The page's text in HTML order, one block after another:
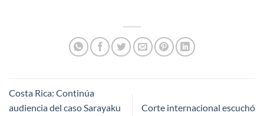
Costa Rica: Continúa
audiencia del caso Sarayaku
Corte internacional escuchó